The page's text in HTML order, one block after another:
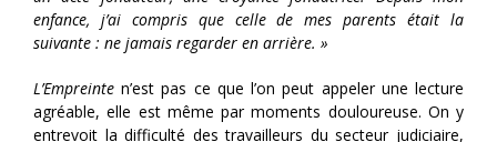
enfance, j’ai compris que celle de mes parents était la
suivante : ne jamais regarder en arrière. »
L’Empreinte n’est pas ce que l’on peut appeler une lecture
agréable, elle est même par moments douloureuse. On y
entrevoit la difficulté des travailleurs du secteur judiciaire,